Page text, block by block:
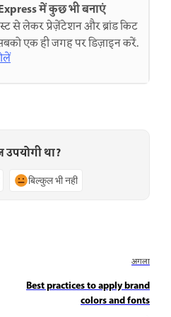
में कुछ भी बनाएं
से लेकर प्रेज़ेंटेशन और ब्रांड किट
एक ही जगह पर डिज़ाइन करें.
था?
बिल्कुल भी नहीं
अगला
Best practices to apply brand
colors and fonts